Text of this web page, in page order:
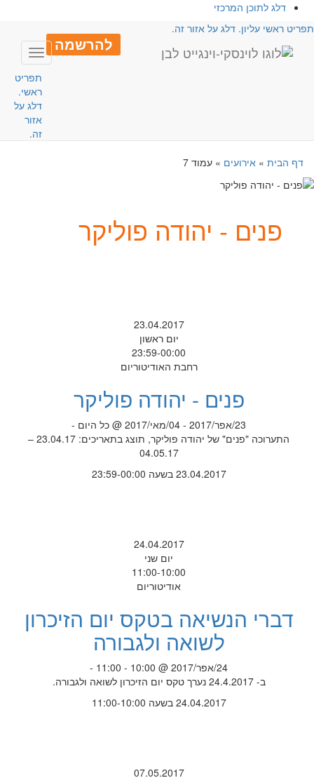
דלג לתוכן המרכזי
ראשי עליון. דלג על אזור זה.
להרשמה
Toggle
תפריט
ראשי.
דלג על
אזור
זה.
דף הבית» אירועים» עמוד 7
פנים - יהודה פוליקר
23.04.2017
יום ראשון
23:59-00:00
רחבת האודיטוריום
פנים - יהודה פוליקר
23/אפר/2017 - 04/מאי/2017 @ כל היום -
התערוכה "פנים" של יהודה פוליקר, תוצג בתאריכים: 23.04.17 –
04.05.17
23.04.2017 בשעה 23:59-00:00
24.04.2017
יום שני
11:00-10:00
אודיטוריום
דברי הנשיאה בטקס יום הזיכרון
לשואה ולגבורה
24/אפר/2017 @ 10:00 - 11:00 -
ב- 24.4.2017 נערך טקס יום הזיכרון לשואה ולגבורה.
24.04.2017 בשעה 11:00-10:00
07.05.2017